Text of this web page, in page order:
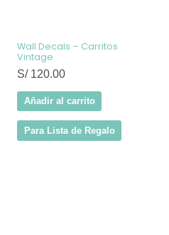
Wall Decals – Carritos
Vintage
S/120.00
Añadir al carrito
Para Lista de Regalo